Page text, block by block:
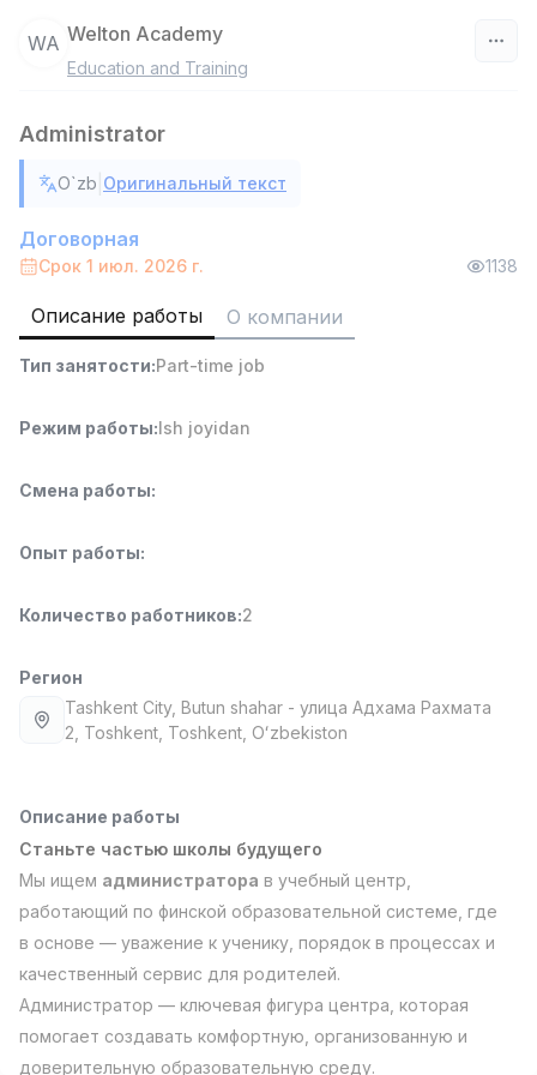
MONDO BEST
Full time job
Агент по продажам
7,000,000 - 15,000,000 sum
Ish joyidan
Оператор колл-центра
Full time job
Ish joyidan
Повар фастфуда
LES AILES
Full time job
Ish joyidan
NAVBAHOR APTEKA
Агент по продажам
Договорная
LION_ESTATE
Full time job
Ish joyidan
TOP
Преподаватель IELTS
3,000,000 - 10,000,000 sum/
Новая
WA Welton Academy
Education and Training
Administrator
O`zb Оригинальный текст
Договорная
Срок 1 июл. 2026 г. 1138
Описание работы О компании
Тип занятости:Part-time job
Режим работы:Ish joyidan
Смена работы:
Опыт работы:
Количество работников:2
Регион
Tashkent City, Butun shahar - улица Адхама Рахмата
2, Тоshkent, Toshkent, Oʻzbekiston
Описание работы
Станьте частью школы будущего
Мы ищем администратора в учебный центр,
работающий по финской образовательной системе, где
в основе — уважение к ученику, порядок в процессах и
качественный сервис для родителей.
Администратор — ключевая фигура центра, которая
помогает создавать комфортную, организованную и
доверительную образовательную среду.
Вакансии Категории Компании Профиль